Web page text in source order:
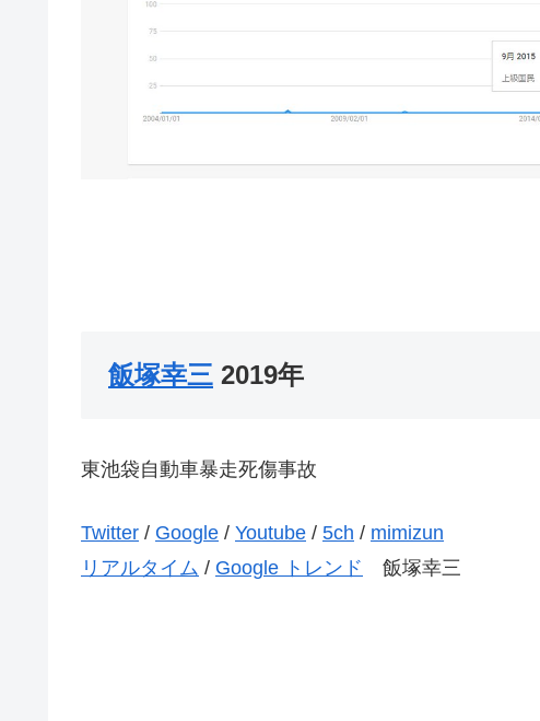
飯塚幸三 2019年
東池袋自動車暴走死傷事故
Twitter / Google / Youtube / 5ch / mimizun
リアルタイム / Google トレンド 飯塚幸三